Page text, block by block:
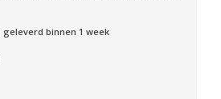
binnen 1 week